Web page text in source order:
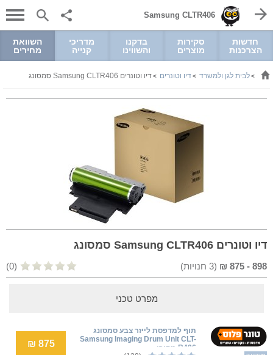
Samsung CLTR406
חדשות
הצרכנות
סקירות
מוצרים
בדקנו
והשווינו
מדריכי
קנייה
השוואת
מחירים
>לבית לגן ולמשרד >דיו וטונרים >דיו וטונרים Samsung CLTR406 סמסונג
דיו וטונרים Samsung CLTR406 סמסונג
898
-
875
₪
(
3 חנויות) (0)
מפרט טכני
תוף למדפסת לייזר צבע סמסונג
Samsung Imaging Drum Unit CLT-
R406 מקורי
875 ₪